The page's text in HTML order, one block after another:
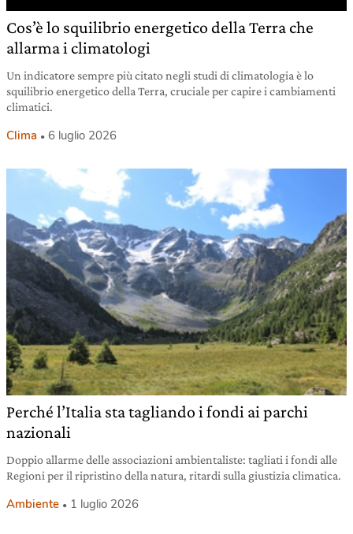
Cos’è lo squilibrio energetico della Terra che
allarma i climatologi
Un indicatore sempre più citato negli studi di climatologia è lo
squilibrio energetico della Terra, cruciale per capire i cambiamenti
climatici.
Clima 6 luglio 2026
Perché l’Italia sta tagliando i fondi ai parchi
nazionali
Doppio allarme delle associazioni ambientaliste: tagliati i fondi alle
Regioni per il ripristino della natura, ritardi sulla giustizia climatica.
Ambiente 1 luglio 2026